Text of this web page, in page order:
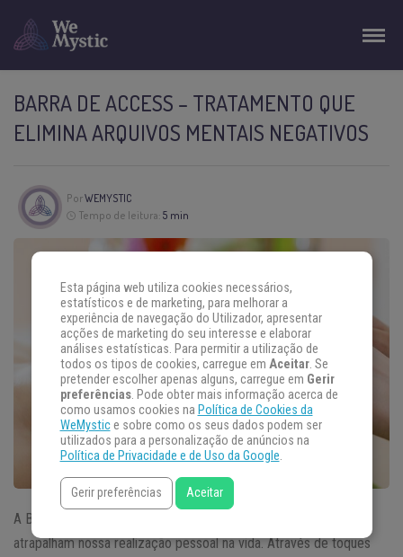
BARRA DE ACCESS – TRATAMENTO QUE
ELIMINA ARQUIVOS MENTAIS NEGATIVOS
PorWEMYSTIC
Tempo de leitura: 5 min
A Barra de Access é uma técnica que desbloqueia
atrapalham nossa realização pessoal na vida. Através de toques
Esta página web utiliza cookies necessários,
estatísticos e de marketing, para melhorar a
experiência de navegação do Utilizador, apresentar
acções de marketing do seu interesse e elaborar
análises estatísticas. Para permitir a utilização de
todos os tipos de cookies, carregue em Aceitar. Se
pretender escolher apenas alguns, carregue em Gerir
preferências. Pode obter mais informação acerca de
como usamos cookies na Política de Cookies da
WeMystice sobre como os seus dados podem ser
utilizados para a personalização de anúncios na
Política de Privacidade e de Uso da Google.
Gerir preferências Aceitar